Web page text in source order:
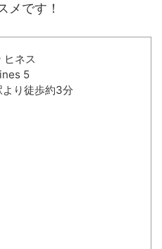
メです！
ヒネス
5
り徒歩約3分